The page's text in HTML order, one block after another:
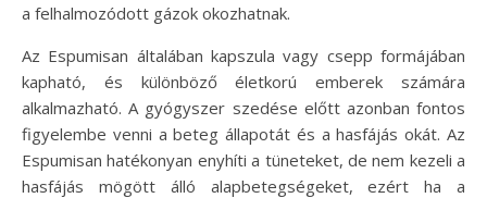
a felhalmozódott gázok okozhatnak.
Az Espumisan általában kapszula vagy csepp formájában
kapható, és különböző életkorú emberek számára
alkalmazható. A gyógyszer szedése előtt azonban fontos
figyelembe venni a beteg állapotát és a hasfájás okát. Az
Espumisan hatékonyan enyhíti a tüneteket, de nem kezeli a
hasfájás mögött álló alapbetegségeket, ezért ha a